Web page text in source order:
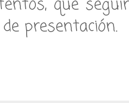
que
presentación.